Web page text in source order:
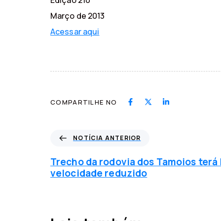
Março de 2013
Acessar aqui
COMPARTILHE NO
t
í
c
NOTÍCIA ANTERIOR
Trecho da rodovia dos Tamoios
velocidade reduzido